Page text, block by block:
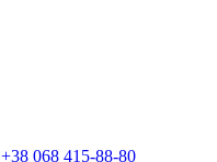
+38 068 415-88-80